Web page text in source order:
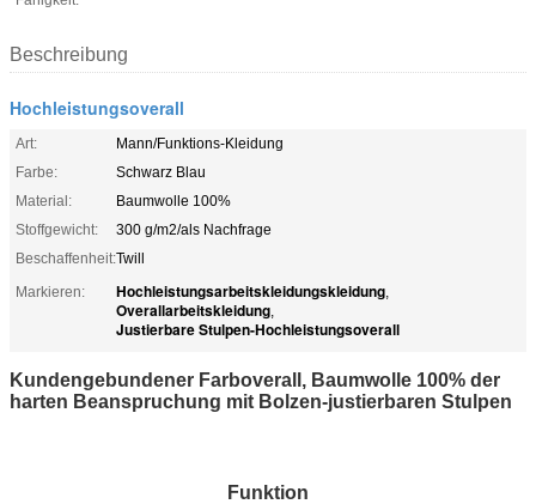
Beschreibung
Hochleistungsoverall
Art:
Mann/Funktions-Kleidung
Farbe:
Schwarz Blau
Material:
Baumwolle 100%
Stoffgewicht:
300 g/m2/als Nachfrage
Beschaffenheit:Twill
Markieren:
Hochleistungsarbeitskleidungskleidung,
Overallarbeitskleidung,
Justierbare Stulpen-Hochleistungsoverall
Kundengebundener Farboverall, Baumwolle 100% der
harten Beanspruchung mit Bolzen-justierbaren Stulpen
Funktion